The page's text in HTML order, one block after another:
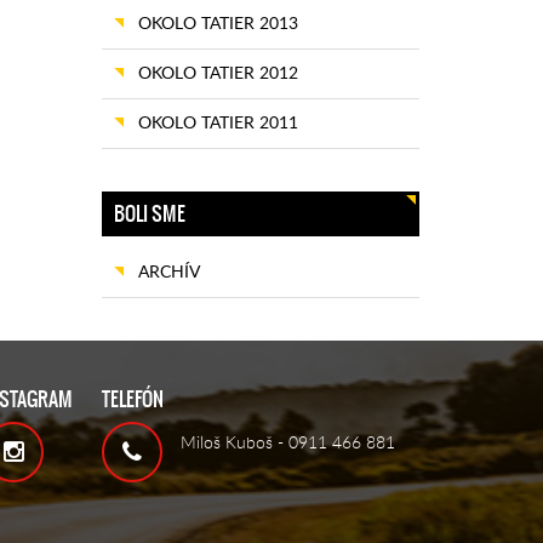
OKOLO TATIER 2013
OKOLO TATIER 2012
OKOLO TATIER 2011
BOLI SME
ARCHÍV
TELEFÓN
Miloš Kuboš - 0911 466 881